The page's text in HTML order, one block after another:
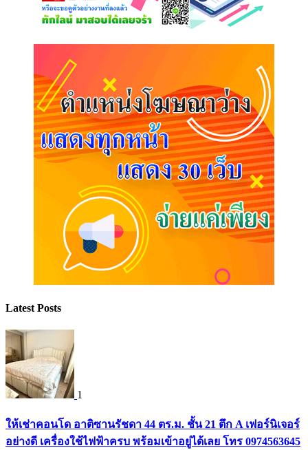
Latest Posts
1
ให้เช่าคอนโด อาติซานรัชดา 44 ตร.ม. ชั้น 21 ตึก A เฟอร์นิเจอร์
อย่างดี เครื่องใช้ไฟฟ้าครบ พร้อมเข้าอยู่ได้เลย โทร 0974563645